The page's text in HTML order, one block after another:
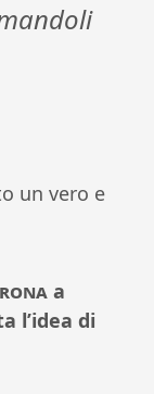
un vero e
a
l’idea di